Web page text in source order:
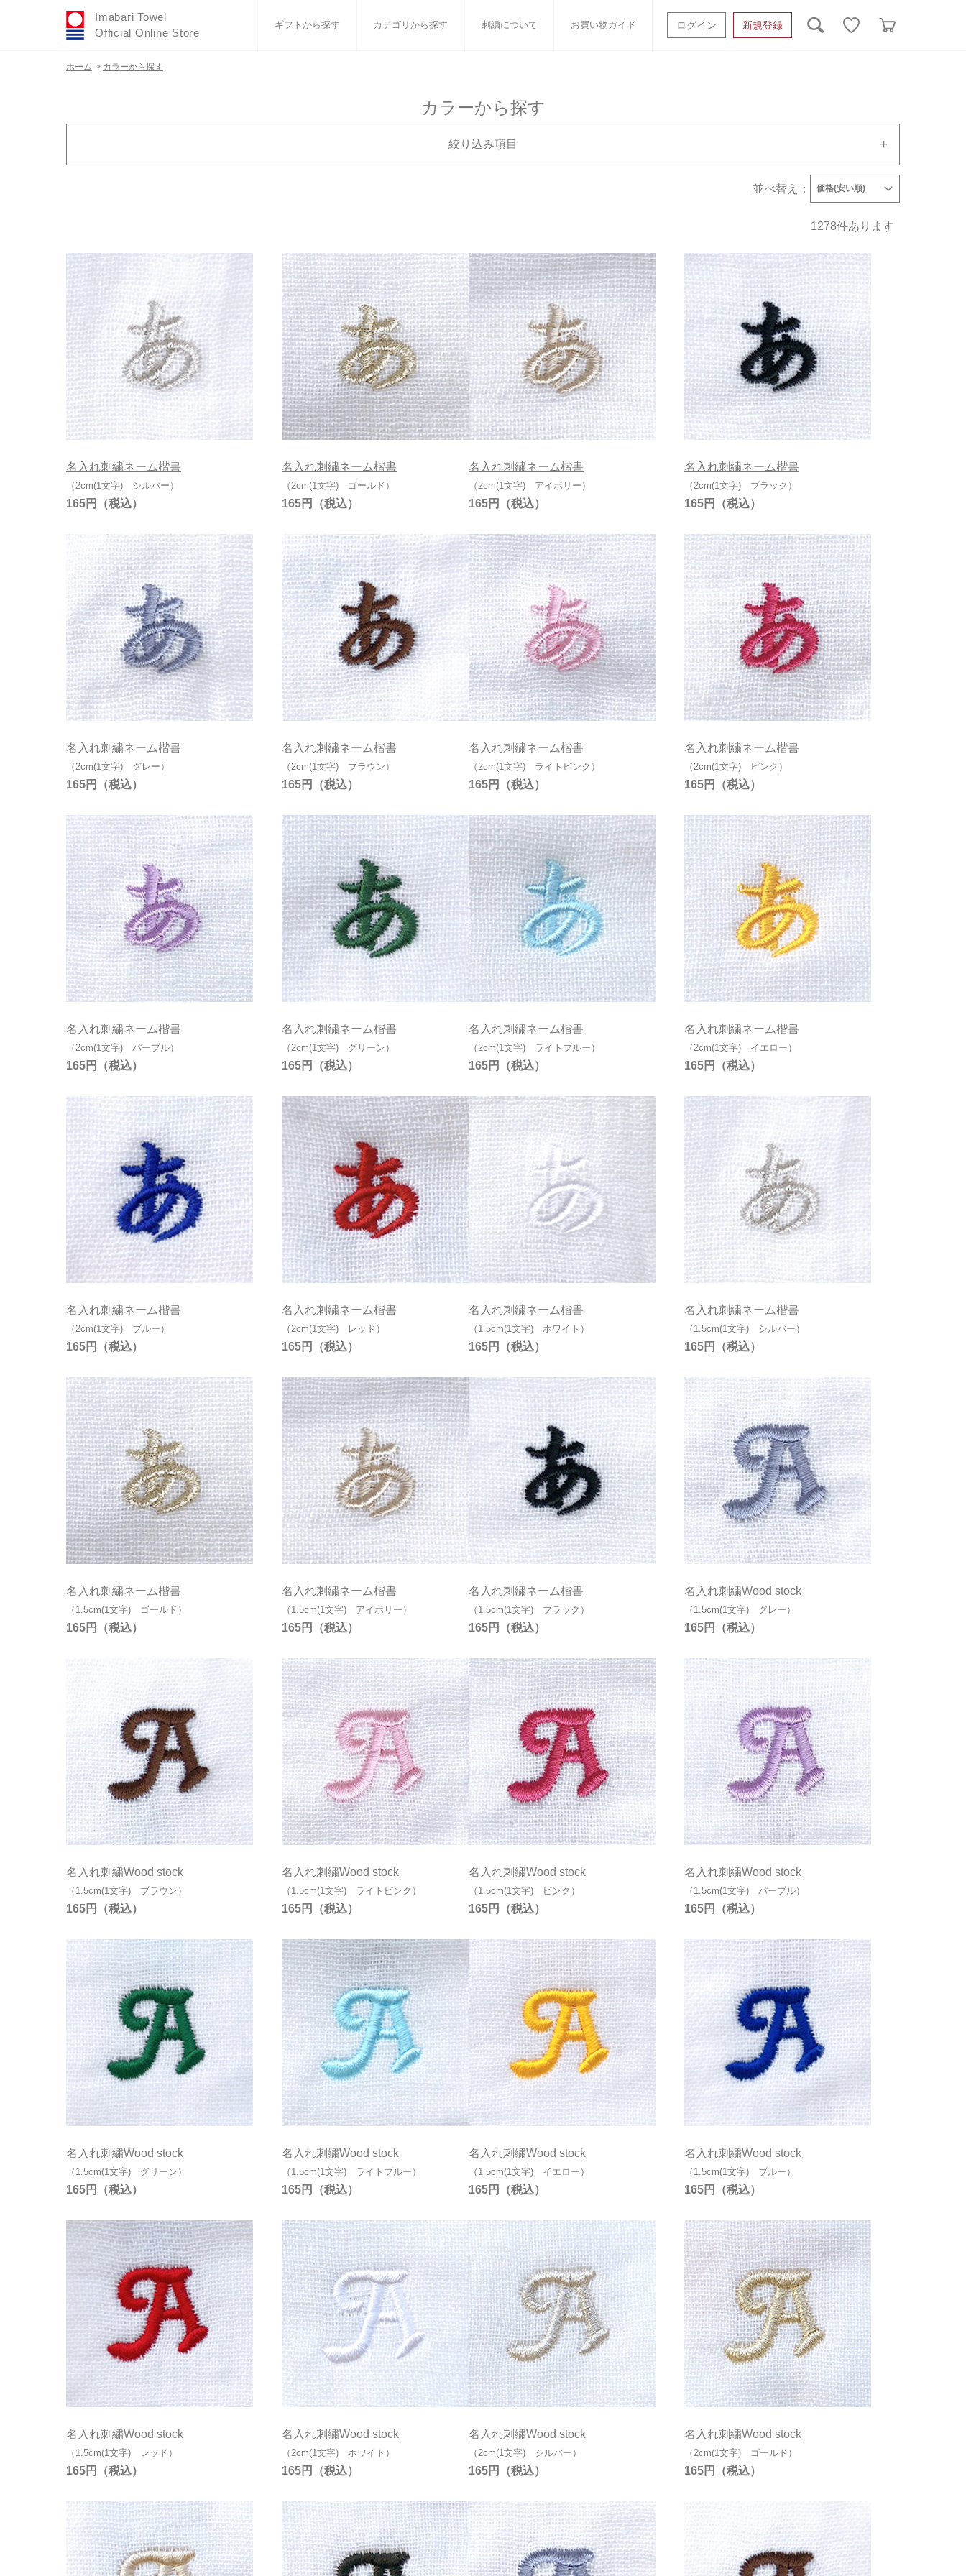
Imabari Towel
Official Online Store
ギフトから探す カテゴリから探す 刺繍について お買い物ガイド ログイン 新規登録
ウェディング 小さなお返し・お餞別 オーガニック
タオルハンカチ ベビーグッズ マフラー 衣類 タオルケット類
刺繍
ホーム > カラーから探す
絞り込み項目
カテゴリ
カラーから探す
並べ替え： 価格(安い順)
1278件あります
名入れ刺繍ネーム楷書
（2cm(1文字) シルバー）
165円
名入れ刺繍ネーム楷書
（2cm(1文字) ゴールド）
165円
名入れ刺繍ネーム楷書
（2cm(1文字) アイボリー）
165円
名入れ刺繍ネーム楷書
（2cm(1文字) ブラック）
165円
名入れ刺繍ネーム楷書
（2cm(1文字) グレー）
165円
名入れ刺繍ネーム楷書
（2cm(1文字) ブラウン）
165円
名入れ刺繍ネーム楷書
（2cm(1文字) ライトピンク）
165円
名入れ刺繍ネーム楷書
（2cm(1文字) ピンク）
165円
名入れ刺繍ネーム楷書
（2cm(1文字) パープル）
165円
名入れ刺繍ネーム楷書
（2cm(1文字) グリーン）
165円
名入れ刺繍ネーム楷書
（2cm(1文字) ライトブルー）
165円
名入れ刺繍ネーム楷書
（2cm(1文字) イエロー）
165円
名入れ刺繍ネーム楷書
（2cm(1文字) ブルー）
165円
名入れ刺繍ネーム楷書
（2cm(1文字) レッド）
165円
名入れ刺繍ネーム楷書
（1.5cm(1文字) ホワイト）
165円
名入れ刺繍ネーム楷書
（1.5cm(1文字) シルバー）
165円
名入れ刺繍ネーム楷書
（1.5cm(1文字) ゴールド）
165円
名入れ刺繍ネーム楷書
（1.5cm(1文字) アイボリー）
165円
名入れ刺繍ネーム楷書
（1.5cm(1文字) ブラック）
165円
名入れ刺繍Wood stock
（1.5cm(1文字) グレー）
165円
名入れ刺繍Wood stock
（1.5cm(1文字) ブラウン）
165円
名入れ刺繍Wood stock
（1.5cm(1文字) ライトピンク）
165円
名入れ刺繍Wood stock
（1.5cm(1文字) ピンク）
165円
名入れ刺繍Wood stock
（1.5cm(1文字) パープル）
165円
名入れ刺繍Wood stock
（1.5cm(1文字) グリーン）
165円
名入れ刺繍Wood stock
（1.5cm(1文字) ライトブルー）
165円
名入れ刺繍Wood stock
（1.5cm(1文字) イエロー）
165円
名入れ刺繍Wood stock
（1.5cm(1文字) ブルー）
165円
名入れ刺繍Wood stock
（1.5cm(1文字) レッド）
165円
名入れ刺繍Wood stock
（2cm(1文字) ホワイト）
165円
名入れ刺繍Wood stock
（2cm(1文字) シルバー）
165円
名入れ刺繍Wood stock
（2cm(1文字) ゴールド）
165円